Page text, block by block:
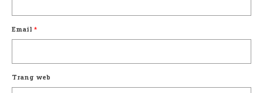
Email *
Trang web